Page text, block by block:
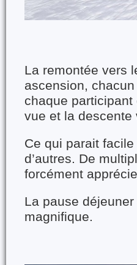
La remontée vers
ascension,
chaque
vue et la descente
Ce qui parait
d’autres. De
forcément
La pause
magnifique.